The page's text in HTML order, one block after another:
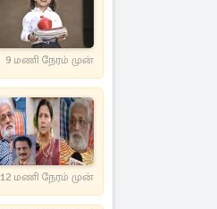
9 மணி நேரம் முன்
12 மணி நேரம் முன்